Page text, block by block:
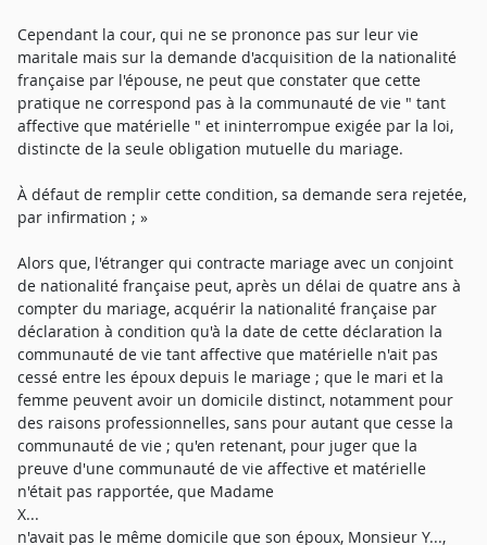
Cependant la cour, qui ne se prononce pas sur leur vie
maritale mais sur la demande d'acquisition de la nationalité
française par l'épouse, ne peut que constater que cette
pratique ne correspond pas à la communauté de vie " tant
affective que matérielle " et ininterrompue exigée par la loi,
distincte de la seule obligation mutuelle du mariage.
À défaut de remplir cette condition, sa demande sera rejetée,
par infirmation ; »
Alors que, l'étranger qui contracte mariage avec un conjoint
de nationalité française peut, après un délai de quatre ans à
compter du mariage, acquérir la nationalité française par
déclaration à condition qu'à la date de cette déclaration la
communauté de vie tant affective que matérielle n'ait pas
cessé entre les époux depuis le mariage ; que le mari et la
femme peuvent avoir un domicile distinct, notamment pour
des raisons professionnelles, sans pour autant que cesse la
communauté de vie ; qu'en retenant, pour juger que la
preuve d'une communauté de vie affective et matérielle
n'était pas rapportée, que Madame
X...
n'avait pas le même domicile que son époux, Monsieur Y...,